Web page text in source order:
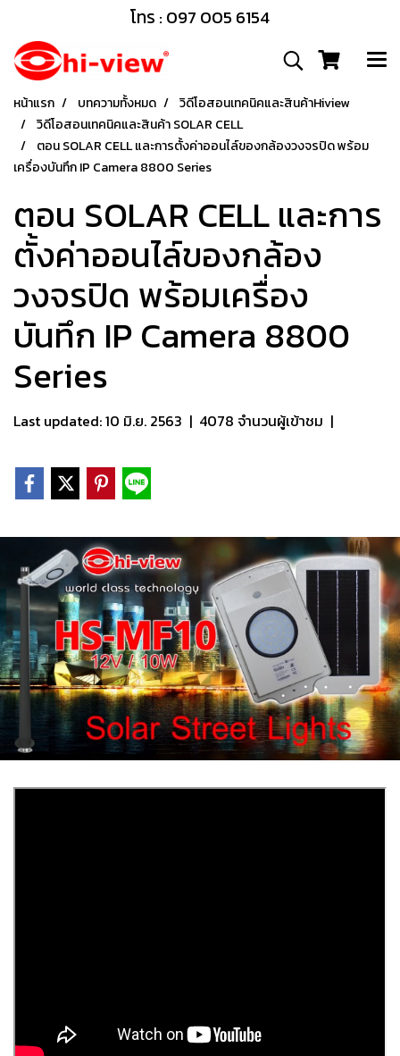
โทร : 097 005 6154
หน้าแรก บทความทั้งหมด
วิดีโอสอนเทคนิคและสินค้าHiview
วิดีโอสอนเทคนิคและสินค้า SOLAR CELL
ตอน SOLAR CELL และการตั้งค่าออนไล์ของกล้องวงจรปิด พร้อม
เครื่องบันทึก IP Camera 8800 Series
ตอน SOLAR CELL และการ
ตั้งค่าออนไล์ของกล้อง
วงจรปิด พร้อมเครื่อง
บันทึก IP Camera 8800
Series
Last updated: 10 มิ.ย. 2563 | 4078 จำนวนผู้เข้าชม |